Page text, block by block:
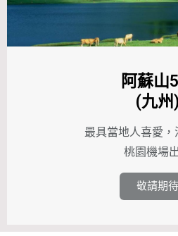
阿蘇山
(九州)
最具當地人喜愛，
桃園機場
敬請期待